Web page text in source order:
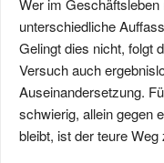
Wer im
unterschiedliche
Gelingt dies nicht, folgt
Versuch auch
Auseinandersetzung.
schwierig, allein gegen
bleibt, ist der teure